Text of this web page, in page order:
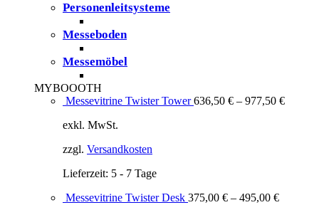
Personenleitsysteme
Messeboden
Messemöbel
MYBOOOTH
Messevitrine Twister Tower636,50 € – 977,50 €
exkl. MwSt.
zzgl. Versandkosten
Lieferzeit: 5 - 7 Tage
Messevitrine Twister Desk 375,00 € – 495,00 €